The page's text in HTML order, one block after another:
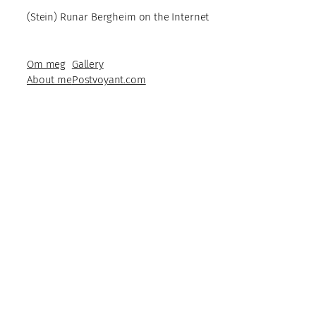
(Stein) Runar Bergheim on the Internet
Om meg
About me
Gallery
Postvoyant.com